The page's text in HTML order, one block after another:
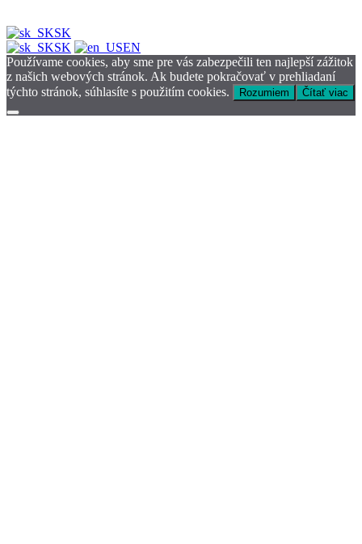
SK
SK
EN
Používame cookies, aby sme pre vás zabezpečili ten najlepší zážitok
z našich webových stránok. Ak budete pokračovať v prehliadaní
týchto stránok, súhlasíte s použitím cookies.
Rozumiem Čítať viac